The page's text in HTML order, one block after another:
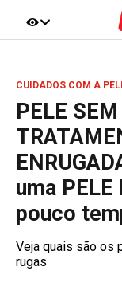
A- 100%
CUIDADOS COM A
PELE
uma
pouco
Veja quais são os
rugas